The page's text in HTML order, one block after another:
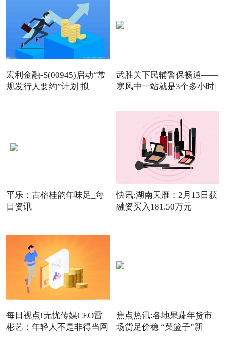
宏利金融-S(00945)启动“常
规发行人要约”计划 拟
武胜关下民辅警保畅通——
寒风中一站就是3个多小时|
平乐：古榕桂韵年味足_每
日资讯
快讯:湖南天雁：2月13日获
融资买入181.50万元
每日视点!无忧传媒CEO雷
彬艺：年轻人不是非得当网
焦点热讯:各地果蔬年货市
场货足价稳 “菜篮子”新